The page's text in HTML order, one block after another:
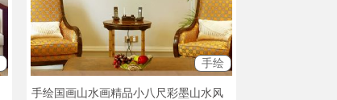
手绘
手绘国画山水画精品小八尺彩墨山水风